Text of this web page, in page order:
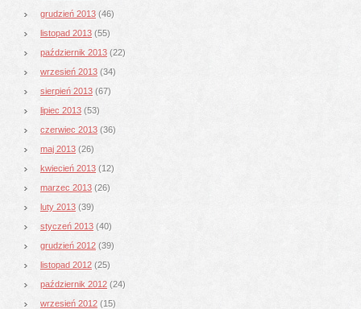
grudzień 2013 (46)
listopad 2013 (55)
październik 2013 (22)
wrzesień 2013 (34)
sierpień 2013 (67)
lipiec 2013 (53)
czerwiec 2013 (36)
maj 2013 (26)
kwiecień 2013 (12)
marzec 2013 (26)
luty 2013 (39)
styczeń 2013 (40)
grudzień 2012 (39)
listopad 2012 (25)
październik 2012 (24)
wrzesień 2012 (15)